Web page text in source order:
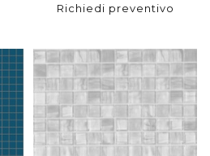
Richiedi preventivo